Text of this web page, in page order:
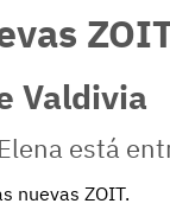
Valdivia
nuevas ZOIT.